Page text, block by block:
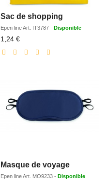
Sac de shopping
Epen lineArt. IT3787 - Disponible
1,24 €Prix
réduit
Masque de voyage
Epen lineArt. MO9233 - Disponible